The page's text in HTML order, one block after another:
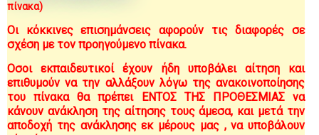
πίνακα)
Οι κόκκινες επισημάνσεις αφορούν τις διαφορές σε
σχέση με τον προηγούμενο πίνακα.
Οσοι εκπαιδευτικοί έχουν ήδη υποβάλει αίτηση και
επιθυμούν να την αλλάξουν λόγω της ανακοινοποίησης
του πίνακα θα πρέπει ΕΝΤΟΣ ΤΗΣ ΠΡΟΘΕΣΜΙΑΣ να
κάνουν ανάκληση της αίτησης τους άμεσα, και μετά την
αποδοχή της ανάκλησηςεκ μέρους μας , να υποβάλουν